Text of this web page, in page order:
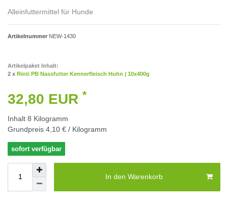
Alleinfuttermittel für Hunde
Artikelnummer NEW-1430
Artikelpaket Inhalt:
2 x Rinti PB Nassfutter Kennerfleisch Huhn | 10x400g
32,80 EUR *
Inhalt 8 Kilogramm
Grundpreis 4,10 € / Kilogramm
sofort verfügbar
In den Warenkorb